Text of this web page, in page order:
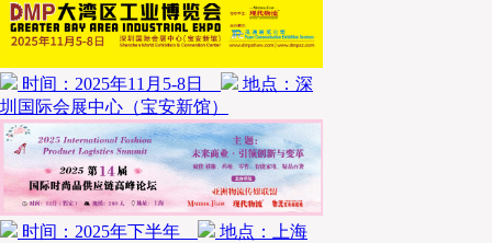
时间：2025年11月5-8日
地点：深
圳国际会展中心（宝安新馆）
时间：2025年下半年
地点：上海